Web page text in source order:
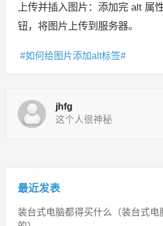
上传并插入图片：添加完 alt 属
钮，将图片上传到服务器。
如何给图片添加alt标签
jhfg
这个人很神秘
最近发表
装台式电脑都得买什么（装台式电